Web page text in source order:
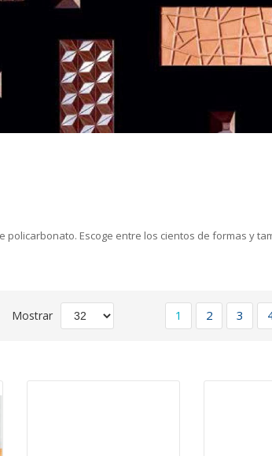
Escoge entre los cientos de formas y
Mostrar Actualmente
1 Página
2 3